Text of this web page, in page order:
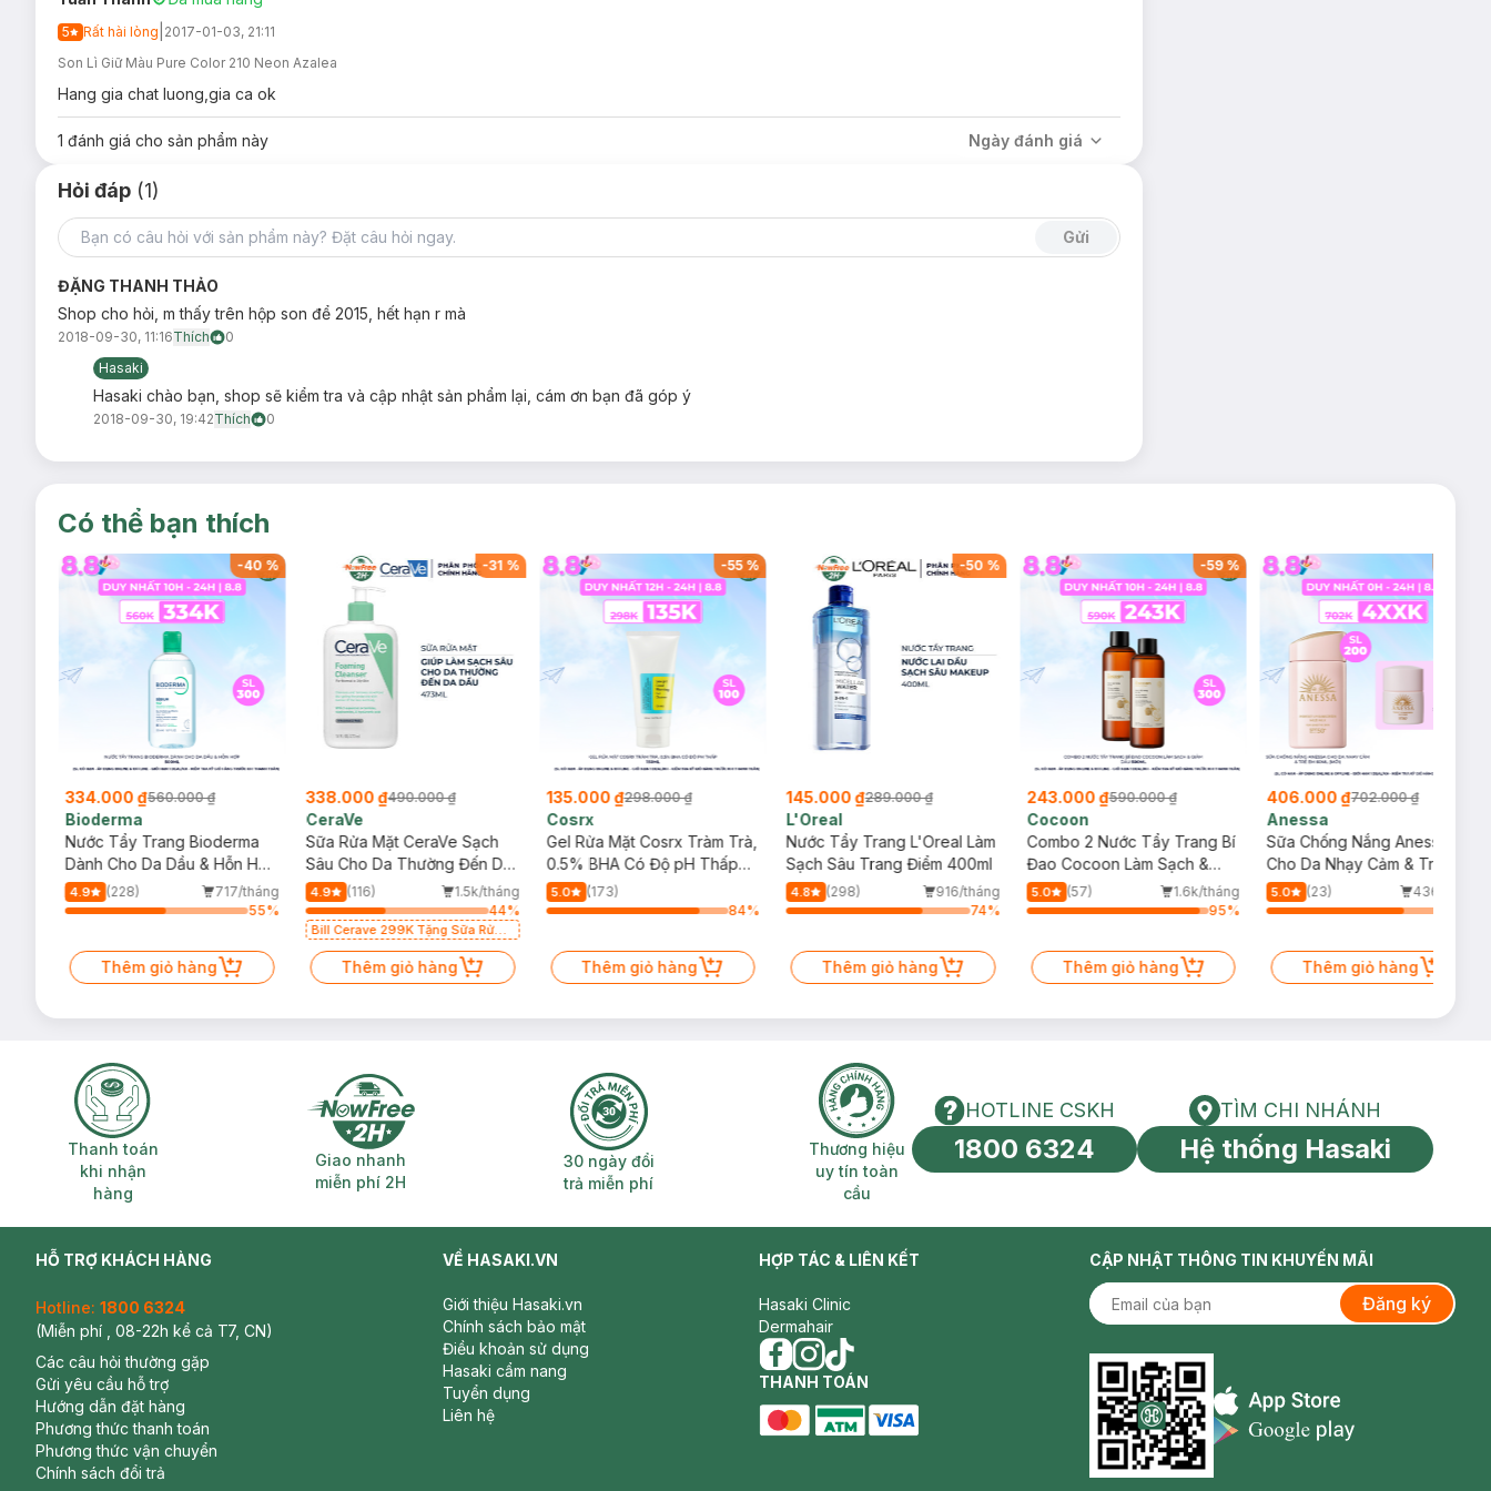
210 Neon Azalea
Fuchsia Pink sáng vừa, có 1 kết cấu rất mượt, khô ráo lì mịn màng
5 Rất hài lòng 2017-01-03, 21:11
Son Lì Giữ Màu Pure Color 210 Neon Azalea
Hang gia chat luong,gia ca ok
1 đánh giá cho sản phẩm này Ngày đánh giá
Hỏi đáp (1)
Gửi
ĐẶNG THANH THẢO
Shop cho hỏi, m thấy trên hộp son để 2015, hết hạn r mà
2018-09-30, 11:16Thích
0
Hasaki
Hasaki chào bạn, shop sẽ kiểm tra và cập nhật sản phẩm lại, cám ơn bạn đã góp ý
2018-09-30, 19:42Thích 0
Có thể bạn thích
-40 %
334.000 ₫560.000 ₫
Bioderma
Nước Tẩy Trang Bioderma
Dành Cho Da Dầu & Hỗn Hợp
500ml
4.9 (228)
717/tháng
55%
Thêm giỏ hàng
-31 %
338.000 ₫490.000 ₫
CeraVe
Sữa Rửa Mặt CeraVe Sạch
Sâu Cho Da Thường Đến Da
Dầu 473ml
4.9 (116)
1.5k/tháng
44%
Bill Cerave 299K Tặng Sữa Rửa
Mặt Cerave 30ml (SL có hạn)
Thêm giỏ hàng
-55%
135.000 ₫298.000 ₫
Cosrx
Gel Rửa Mặt Cosrx Tràm Trà,
0.5% BHA Có Độ pH Thấp
150ml
5.0
(173)
84%
Thêm giỏ hàng
-50 %
145.000 ₫289.000 ₫
L'Oreal
Nước Tẩy Trang L'Oreal Làm
Sạch Sâu Trang Điểm 400ml
4.8 (298)
916/tháng
74%
Thêm giỏ hàng
-59%
243.000 ₫590.000 ₫
Cocoon
Combo 2 Nước Tẩy Trang Bí
Đao Cocoon Làm Sạch &
Giảm Dầu 500ml
5.0 (57)
1.6k/tháng
95%
Thêm giỏ hàng
406.000 ₫702.000 ₫
Anessa
Sữa Chống Nắng Anessa
Cho Da Nhạy Cảm & Trẻ Em
60ml (Mới)
5.0 (23)
436/tháng
Thêm giỏ hàng
Thanh toán khi nhận hàng
Thanh toán
khi nhận
hàng
Giao nhanh miễn phí 2H
Giao nhanh
miễn phí 2H
30 ngày đổi trả miễn phí
30 ngày đổi
trả miễn phí
Thương hiệu uy tín toàn cầu
Thương hiệu
uy tín toàn
cầu
HOTLINE CSKH
HOTLINE CSKH
1800 6324
Tìm chi nhánh
TÌM CHI NHÁNH
Hệ thống Hasaki
HỖ TRỢ KHÁCH HÀNG
Hotline: 1800 6324
(Miễn phí , 08-22h kể cả T7, CN)
Các câu hỏi thường gặp
Gửi yêu cầu hỗ trợ
Hướng dẫn đặt hàng
Phương thức thanh toán
Phương thức vận chuyển
Chính sách đổi trả
VỀ HASAKI.VN
Giới thiệu Hasaki.vn
Chính sách bảo mật
Điều khoản sử dụng
Hasaki cẩm nang
Tuyển dụng
Liên hệ
HỢP TÁC & LIÊN KẾT
Hasaki Clinic
Dermahair
facebook
instagram
tiktok
THANH TOÁN
CẬP NHẬT THÔNG TIN KHUYẾN MÃI
Đăng ký
Appstore icon